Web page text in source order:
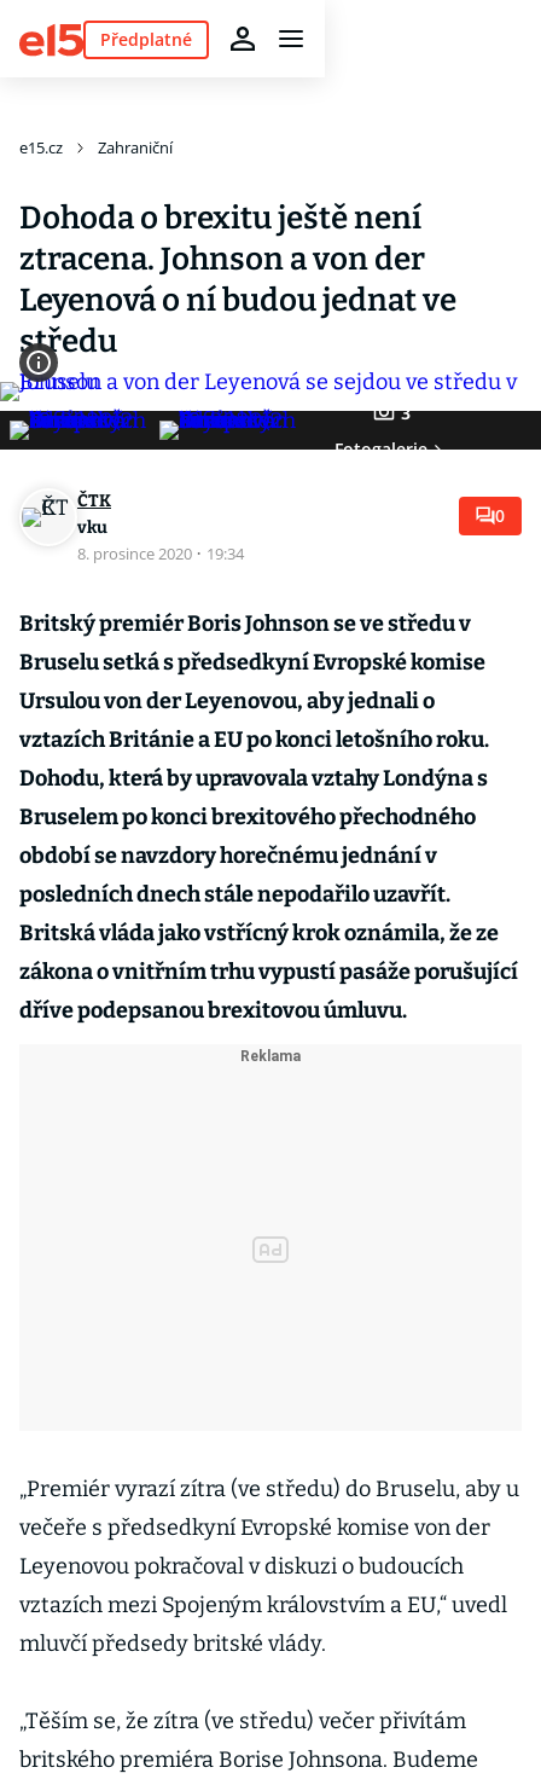
Předplatné
e15.cz Zahraniční
Dohoda o brexitu ještě není
ztracena. Johnson a von der
Leyenová o ní budou jednat ve
středu
3
Fotogalerie
ČTK
vku
8. prosince 2020 · 19:34
0
Britský premiér Boris Johnson se ve středu v
Bruselu setká s předsedkyní Evropské komise
Ursulou von der Leyenovou, aby jednali o
vztazích Británie a EU po konci letošního roku.
Dohodu, která by upravovala vztahy Londýna s
Bruselem po konci brexitového přechodného
období se navzdory horečnému jednání v
posledních dnech stále nepodařilo uzavřít.
Britská vláda jako vstřícný krok oznámila, že ze
zákona o vnitřním trhu vypustí pasáže porušující
dříve podepsanou brexitovou úmluvu.
„Premiér vyrazí zítra (ve středu) do Bruselu, aby u
večeře s předsedkyní Evropské komise von der
Leyenovou pokračoval v diskuzi o budoucích
vztazích mezi Spojeným královstvím a EU,“ uvedl
mluvčí předsedy britské vlády.
„Těším se, že zítra (ve středu) večer přivítám
britského premiéra Borise Johnsona. Budeme